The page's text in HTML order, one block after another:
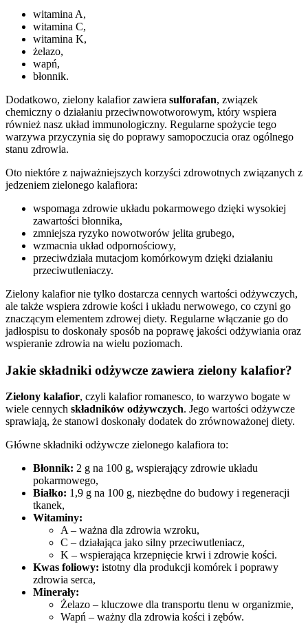
witamina A,
witamina C,
witamina K,
żelazo,
wapń,
błonnik.
Dodatkowo, zielony kalafior zawiera sulforafan, związek
chemiczny o działaniu przeciwnowotworowym, który wspiera
również nasz układ immunologiczny. Regularne spożycie tego
warzywa przyczynia się do poprawy samopoczucia oraz ogólnego
stanu zdrowia.
Oto niektóre z najważniejszych korzyści zdrowotnych związanych z
jedzeniem zielonego kalafiora:
wspomaga zdrowie układu pokarmowego dzięki wysokiej
zawartości błonnika,
zmniejsza ryzyko nowotworów jelita grubego,
wzmacnia układ odpornościowy,
przeciwdziała mutacjom komórkowym dzięki działaniu
przeciwutleniaczy.
Zielony kalafior nie tylko dostarcza cennych wartości odżywczych,
ale także wspiera zdrowie kości i układu nerwowego, co czyni go
znaczącym elementem zdrowej diety. Regularne włączanie go do
jadłospisu to doskonały sposób na poprawę jakości odżywiania oraz
wspieranie zdrowia na wielu poziomach.
Jakie składniki odżywcze zawiera zielony kalafior?
Zielony kalafior, czyli kalafior romanesco, to warzywo bogate w
wiele cennych składników odżywczych. Jego wartości odżywcze
sprawiają, że stanowi doskonały dodatek do zrównoważonej diety.
Główne składniki odżywcze zielonego kalafiora to:
Błonnik: 2 g na 100 g, wspierający zdrowie układu
pokarmowego,
Białko: 1,9 g na 100 g, niezbędne do budowy i regeneracji
tkanek,
Witaminy:
A – ważna dla zdrowia wzroku,
C – działająca jako silny przeciwutleniacz,
K – wspierająca krzepnięcie krwi i zdrowie kości.
Kwas foliowy: istotny dla produkcji komórek i poprawy
zdrowia serca,
Minerały:
Żelazo – kluczowe dla transportu tlenu w organizmie,
Wapń – ważny dla zdrowia kości i zębów.